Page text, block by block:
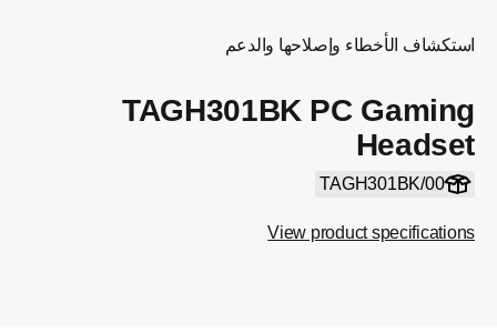
استكشاف الأخطاء وإصلاحها والدعم
TAGH301BK PC Gaming
Headset
TAGH301BK/00
View product specifications